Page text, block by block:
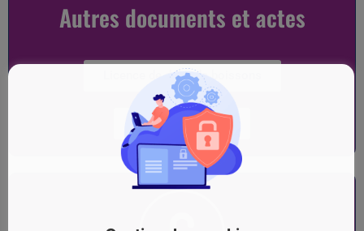
Autres documents et actes
Licence de débit de boissons
Chiens dangereux